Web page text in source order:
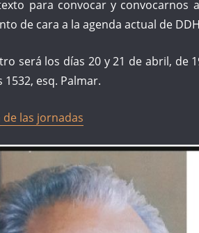
para convocar y convocarnos
de cara a la agenda actual de
será los días 20 y 21 de abril, de
1532, esq. Palmar.
las jornadas